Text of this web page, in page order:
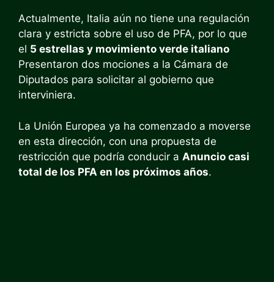
Actualmente, Italia aún no tiene una regulación
clara y estricta sobre el uso de PFA, por lo que
el 5 estrellas y movimiento verde italiano
Presentaron dos mociones a la Cámara de
Diputados para solicitar al gobierno que
interviniera.
La Unión Europea ya ha comenzado a moverse
en esta dirección, con una propuesta de
restricción que podría conducir a Anuncio casi
total de los PFA en los próximos años.